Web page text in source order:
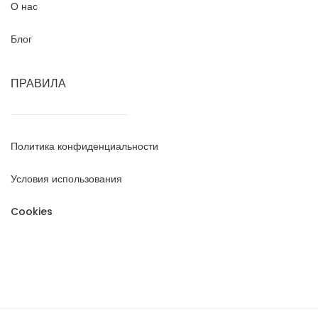
О нас
Блог
ПРАВИЛА
Политика конфиденциальности
Условия использования
Cookies